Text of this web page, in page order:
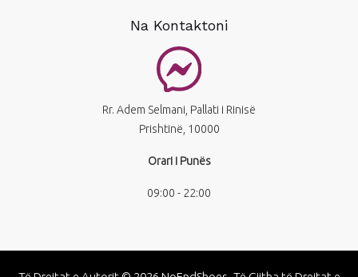
Na Kontaktoni
Rr. Adem Selmani, Pallati i Rinisë
Prishtinë, 10000
Orari i Punës
09:00 - 22:00